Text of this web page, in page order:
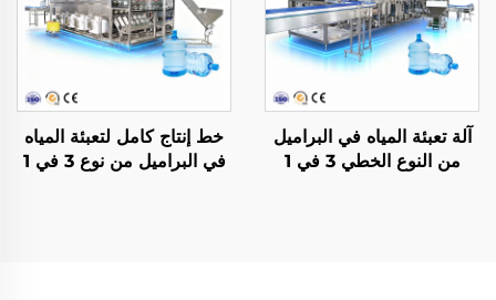
آلة تعبئة المياه في البراميل
من النوع الخطي 3 في 1
خط إنتاج كامل لتعبئة المياه
في البراميل من نوع 3 في 1